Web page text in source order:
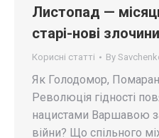
Листопад —
старі-нові
Корисні статті By
Як Голодомор,
Революція гідності
нацистами Варшавою
війни? Що спільного